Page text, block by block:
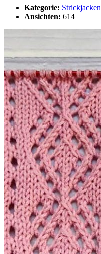
Kategorie: Strickjacken
Ansichten: 614